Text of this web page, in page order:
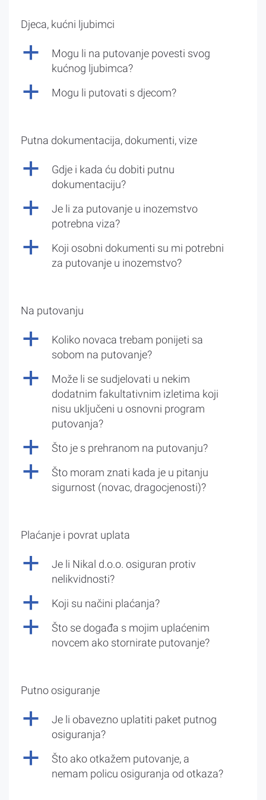
Djeca, kućni ljubimci
a
Mogu li na putovanje povesti svog
kućnog ljubimca?
a Mogu li putovati s djecom?
Putna dokumentacija, dokumenti, vize
a
Gdje i kada ću dobiti putnu
dokumentaciju?
a
Je li za putovanje u inozemstvo
potrebna viza?
a
Koji osobni dokumenti su mi potrebni
za putovanje u inozemstvo?
Na putovanju
a
Koliko novaca trebam ponijeti sa
sobom na putovanje?
a
Može li se sudjelovati u nekim
dodatnim fakultativnim izletima koji
nisu uključeni u osnovni program
putovanja?
a Što je s prehranom na putovanju?
a
Što moram znati kada je u pitanju
sigurnost (novac, dragocjenosti)?
Plaćanje i povrat uplata
a
Je li Nikal d.o.o. osiguran protiv
nelikvidnosti?
a Koji su načini plaćanja?
a
Što se događa s mojim uplaćenim
novcem ako stornirate putovanje?
Putno osiguranje
a
Je li obavezno uplatiti paket putnog
osiguranja?
a
Što ako otkažem putovanje, a
nemam policu osiguranja od otkaza?